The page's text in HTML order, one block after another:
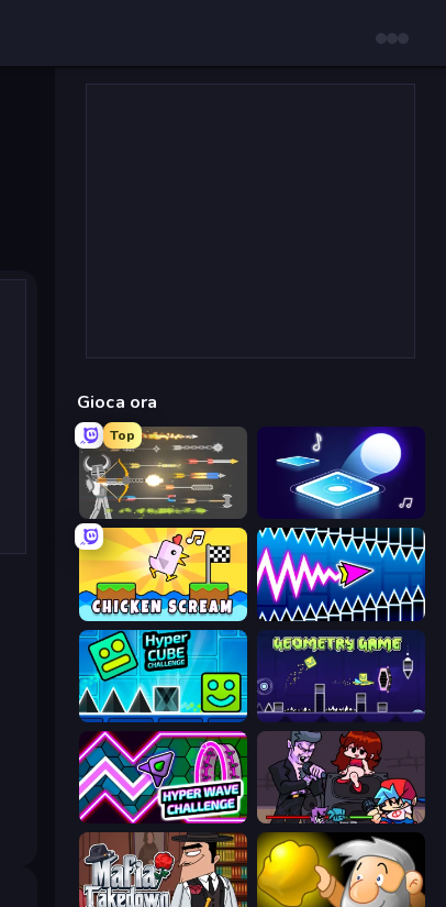
Gioca ora
Top
Ragdoll Archers Tile Jumper 3D
Chicken Scream Wave Dash: Geometry Arrow
Hyper Cube Challenge Geometry Game
Hyper Wave Challenge Friday Night Funkin'